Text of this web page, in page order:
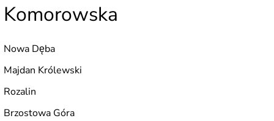
Komorowska
Nowa Dęba
Majdan Królewski
Rozalin
Brzostowa Góra